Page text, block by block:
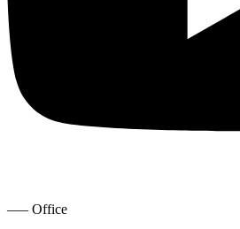
—– Office